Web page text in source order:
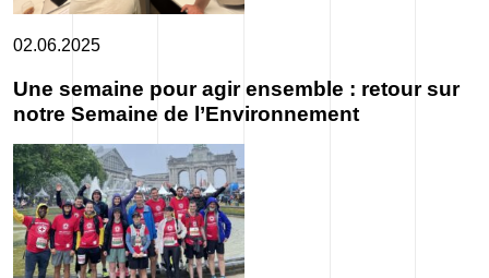
02.06.2025
Une semaine pour agir ensemble : retour sur
notre Semaine de l’Environnement